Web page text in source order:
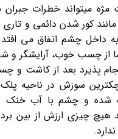
میتواند خطرات جبران
کور شدن دائمی و تاری
داخل چشم اتفاق می
از چسب خوب، آرایشگر
پذیرد بعد از کاشت و
سوزش در ناحیه
شده و چشم با آب خنک
هیچ چیزی ارزش از بین